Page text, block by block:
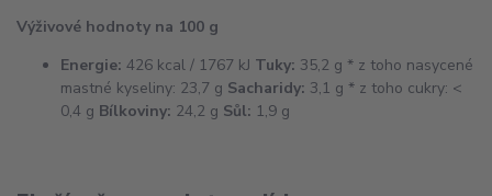
Výživové hodnoty na 100 g
Energie: 426 kcal / 1767 kJ Tuky: 35,2 g * z toho nasycené
mastné kyseliny: 23,7 g Sacharidy: 3,1 g * z toho cukry: <
0,4 g Bílkoviny: 24,2 g Sůl: 1,9 g